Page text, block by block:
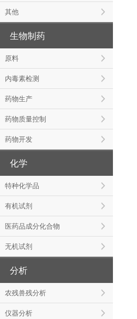
其他
生物制药
原料
内毒素检测
药物生产
药物质量控制
药物开发
化学
特种化学品
有机试剂
医药品成分化合物
无机试剂
分析
农残兽残分析
仪器分析